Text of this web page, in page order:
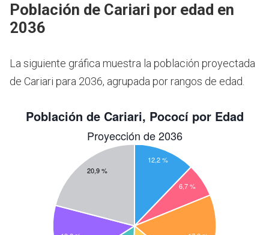
Población de Cariari por edad en
2036
La siguiente gráfica muestra la población proyectada
de Cariari para 2036, agrupada por rangos de edad.